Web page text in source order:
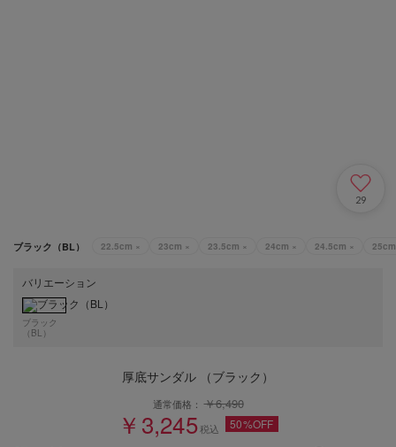
29
ブラック（BL） 22.5cm × 23cm × 23.5cm × 24cm × 24.5cm × 25cm
バリエーション
ブラック
（BL）
厚底サンダル （ブラック）
通常価格：￥6,490
￥3,245税込 50%OFF